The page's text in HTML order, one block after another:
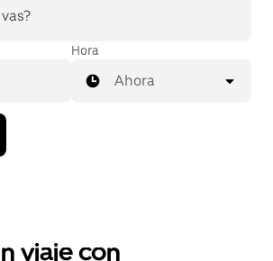
Hora
Ahora
viaje con